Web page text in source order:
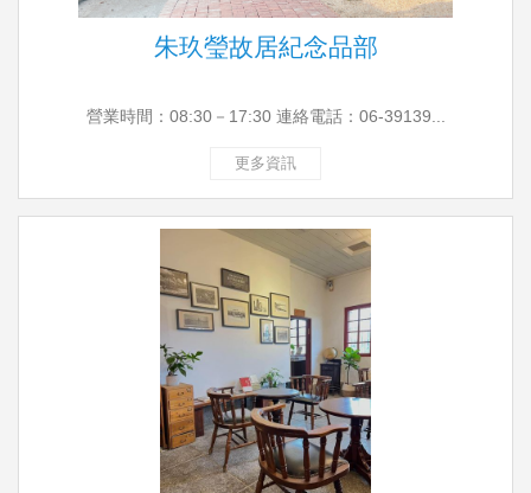
朱玖瑩故居紀念品部
營業時間：08:30－17:30 連絡電話：06-39139...
更多資訊